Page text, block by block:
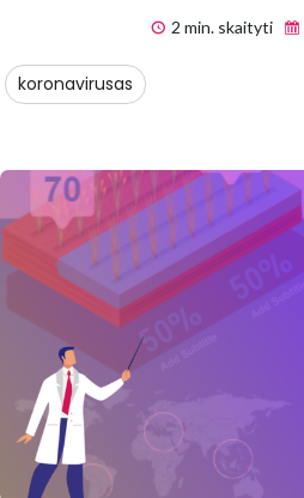
2 min. skaityti
koronavirusas